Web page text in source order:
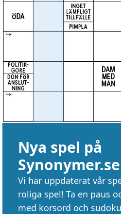
Nya spel på
Vi har uppdaterat vår
roliga spel! Ta en paus
med korsord och